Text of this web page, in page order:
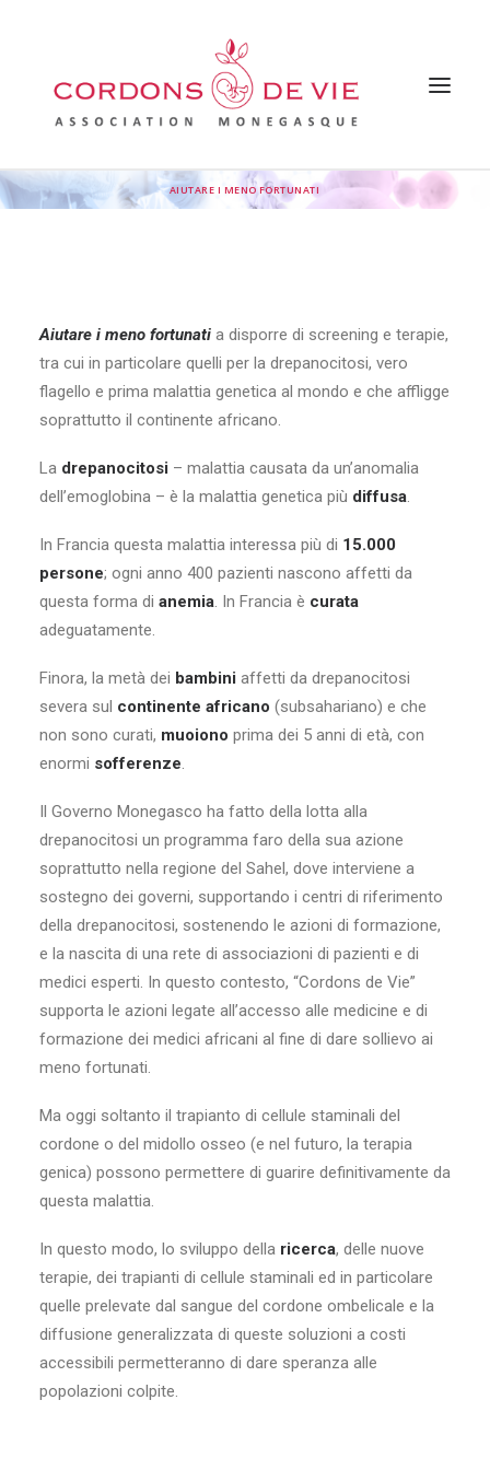
AIUTARE I MENO FORTUNATI
Aiutare i meno fortunati a disporre di screening e terapie,
tra cui in particolare quelli per la drepanocitosi, vero
flagello e prima malattia genetica al mondo e che affligge
soprattutto il continente africano.
La drepanocitosi – malattia causata da un’anomalia
dell’emoglobina – è la malattia genetica più diffusa.
In Francia questa malattia interessa più di 15.000
persone; ogni anno 400 pazienti nascono affetti da
questa forma di anemia. In Francia è curata
adeguatamente.
Finora, la metà dei bambini affetti da drepanocitosi
severa sul continente africano (subsahariano) e che
non sono curati, muoiono prima dei 5 anni di età, con
enormi sofferenze.
Il Governo Monegasco ha fatto della lotta alla
drepanocitosi un programma faro della sua azione
soprattutto nella regione del Sahel, dove interviene a
sostegno dei governi, supportando i centri di riferimento
della drepanocitosi, sostenendo le azioni di formazione,
e la nascita di una rete di associazioni di pazienti e di
medici esperti. In questo contesto, “Cordons de Vie”
supporta le azioni legate all’accesso alle medicine e di
formazione dei medici africani al fine di dare sollievo ai
meno fortunati.
Ma oggi soltanto il trapianto di cellule staminali del
cordone o del midollo osseo (e nel futuro, la terapia
genica) possono permettere di guarire definitivamente da
questa malattia.
In questo modo, lo sviluppo della ricerca, delle nuove
terapie, dei trapianti di cellule staminali ed in particolare
quelle prelevate dal sangue del cordone ombelicale e la
diffusione generalizzata di queste soluzioni a costi
accessibili permetteranno di dare speranza alle
popolazioni colpite.